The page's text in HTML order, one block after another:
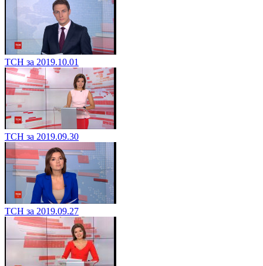
ТСН за 2019.10.01
ТСН за 2019.09.30
ТСН за 2019.09.27